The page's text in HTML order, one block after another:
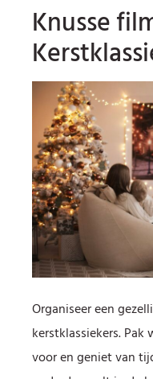
Knusse
Organiseer een
kerstklassiekers.
voor en geniet van